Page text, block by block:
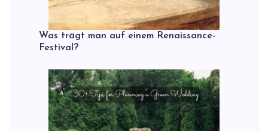
Was trägt man auf einem Renaissance-
Festival?